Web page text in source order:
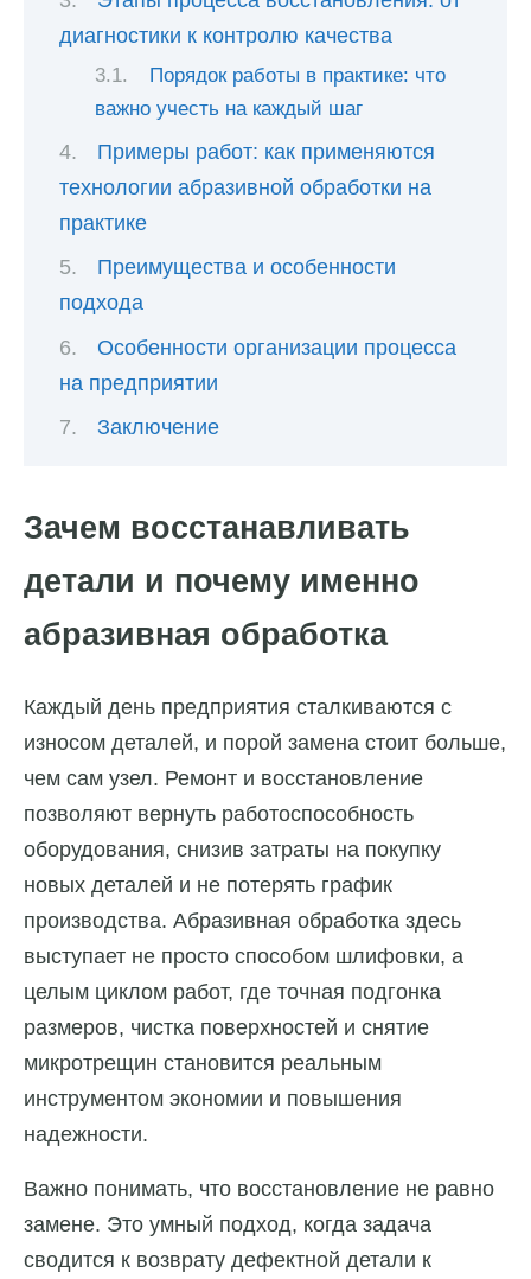
диагностики к контролю качества
Порядок работы в практике: что
важно учесть на каждый шаг
Примеры работ: как применяются
технологии абразивной обработки на
практике
Преимущества и особенности
подхода
Особенности организации процесса
на предприятии
Заключение
Зачем восстанавливать
детали и почему именно
абразивная обработка
Каждый день предприятия сталкиваются с
износом деталей, и порой замена стоит больше,
чем сам узел. Ремонт и восстановление
позволяют вернуть работоспособность
оборудования, снизив затраты на покупку
новых деталей и не потерять график
производства. Абразивная обработка здесь
выступает не просто способом шлифовки, а
целым циклом работ, где точная подгонка
размеров, чистка поверхностей и снятие
микротрещин становится реальным
инструментом экономии и повышения
надежности.
Важно понимать, что восстановление не равно
замене. Это умный подход, когда задача
сводится к возврату дефектной детали к